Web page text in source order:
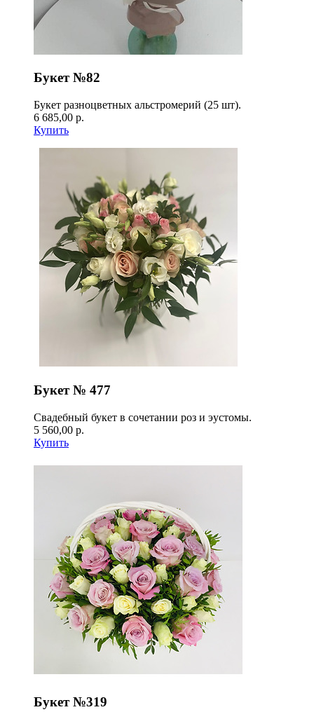
Букет №82
Букет разноцветных альстромерий (25 шт).
6 685,00 р.
Купить
Букет № 477
Свадебный букет в сочетании роз и эустомы.
5 560,00 р.
Купить
Букет №319